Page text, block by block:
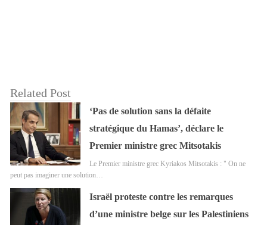
Related Post
‘Pas de solution sans la défaite
stratégique du Hamas’, déclare le
Premier ministre grec Mitsotakis
Le Premier ministre grec Kyriakos Mitsotakis : " On ne
peut pas imaginer une solution…
Israël proteste contre les remarques
d’une ministre belge sur les Palestiniens